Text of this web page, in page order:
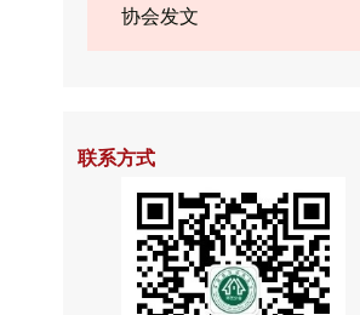
协会发文
联系方式